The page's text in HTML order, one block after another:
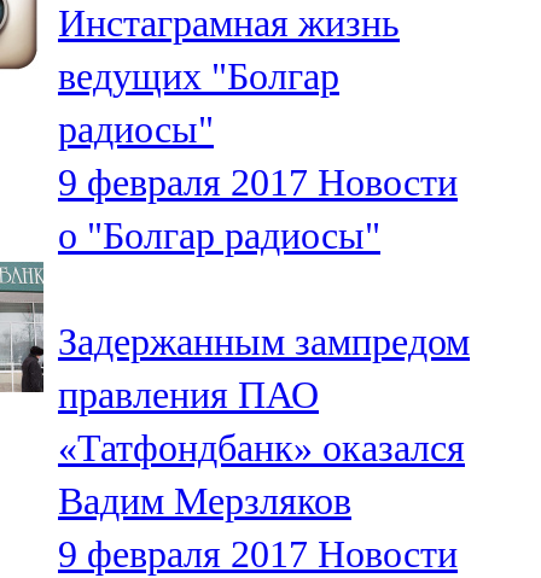
Инстаграмная жизнь
ведущих "Болгар
радиосы"
9 февраля 2017 Новости
о "Болгар радиосы"
Задержанным зампредом
правления ПАО
«Татфондбанк» оказался
Вадим Мерзляков
9 февраля 2017 Новости